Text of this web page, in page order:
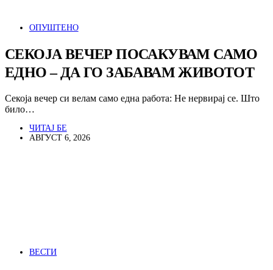
ОПУШТЕНО
СЕКОЈА ВЕЧЕР ПОСАКУВАМ САМО
ЕДНО – ДА ГО ЗАБАВАМ ЖИВОТОТ
Секоја вечер си велам само една работа: Не нервирај се. Што
било…
ЧИТАЈ БЕ
АВГУСТ 6, 2026
ВЕСТИ